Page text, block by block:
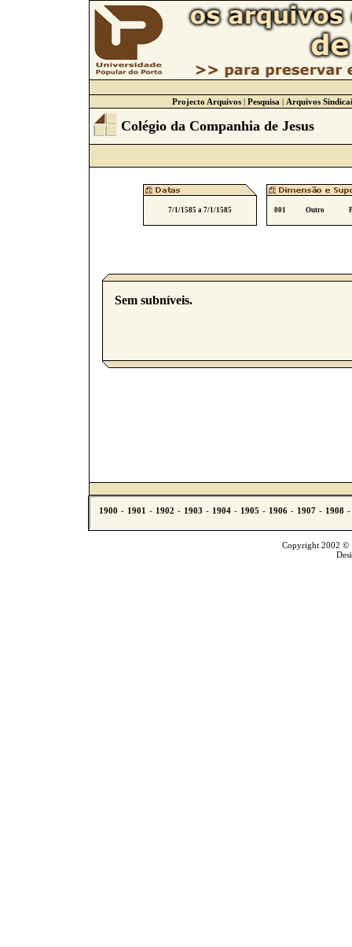
Projecto Arquivos| Pesquisa | Arquivos
Colégio da Companhia de Jesus
7/1/1585 a 7/1/1585 001 Outro
Sem subníveis.
Copyright 2002 ©